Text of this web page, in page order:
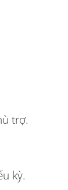
trợ.
kỳ.